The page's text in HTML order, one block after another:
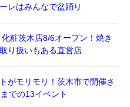
レはみんなで盆踊り
粧茨木店8/6オープン！焼き
り扱いもある直営店
がモリモリ！茨木市で開催さ
での13イベント